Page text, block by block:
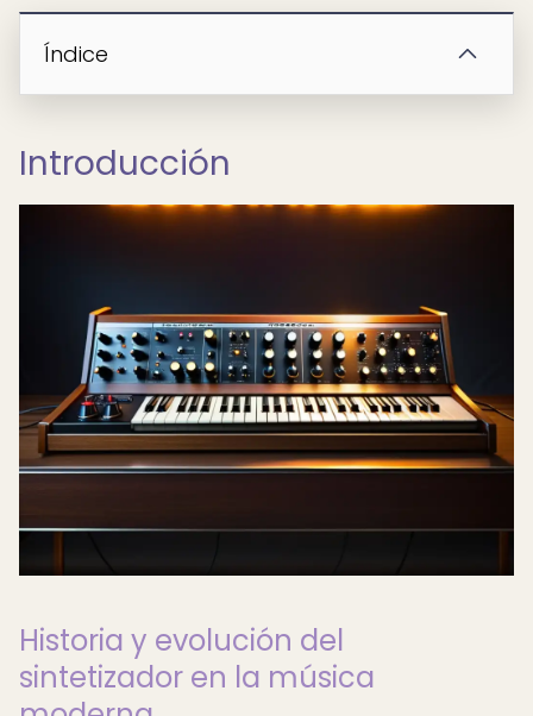
Índice
Introducción
Historia y evolución del
sintetizador en la música